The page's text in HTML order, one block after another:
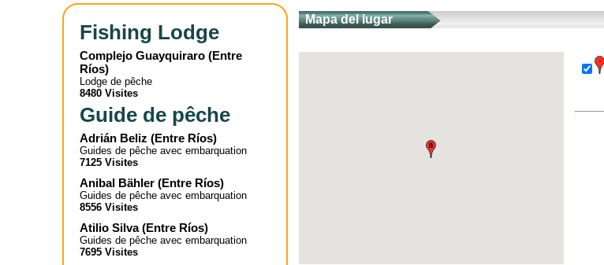
Fishing Lodge
Complejo Guayquiraro (Entre
Ríos)
Lodge de pêche
8480 Visites
Guide de pêche
Adrián Beliz (Entre Ríos)
Guides de pêche avec embarquation
7125 Visites
Anibal Bähler (Entre Ríos)
Guides de pêche avec embarquation
8556 Visites
Atilio Silva(Entre Ríos)
Guides de pêche avec embarquation
7695 Visites
Mapa del lugar